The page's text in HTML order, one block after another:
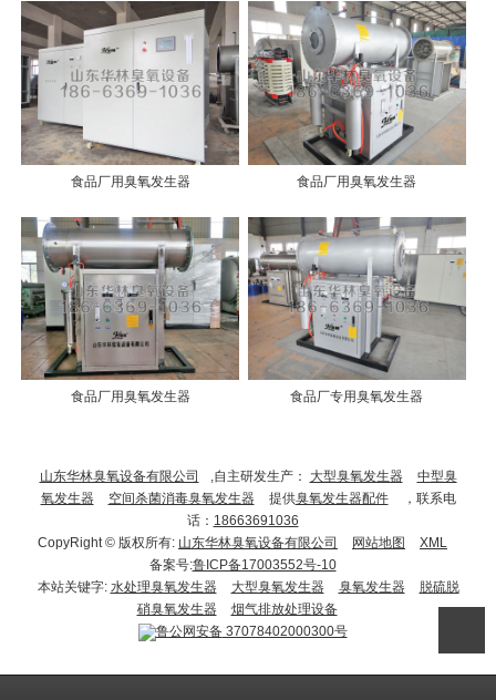
食品厂用臭氧发生器 食品厂用臭氧发生器
食品厂用臭氧发生器 食品厂专用臭氧发生器
山东华林臭氧设备有限公司 ,自主研发生产： 大型臭氧发生器
中型臭
氧发生器
空间杀菌消毒臭氧发生器 提供臭氧发生器配件
，联系电
话： 18663691036
CopyRight © 版权所有: 山东华林臭氧设备有限公司 网站地图
XML
备案号:鲁ICP备17003552号-10
本站关键字: 水处理臭氧发生器 大型臭氧发生器 臭氧发生器
脱硫脱
硝臭氧发生器
烟气排放处理设备
鲁公网安备37078402000300号